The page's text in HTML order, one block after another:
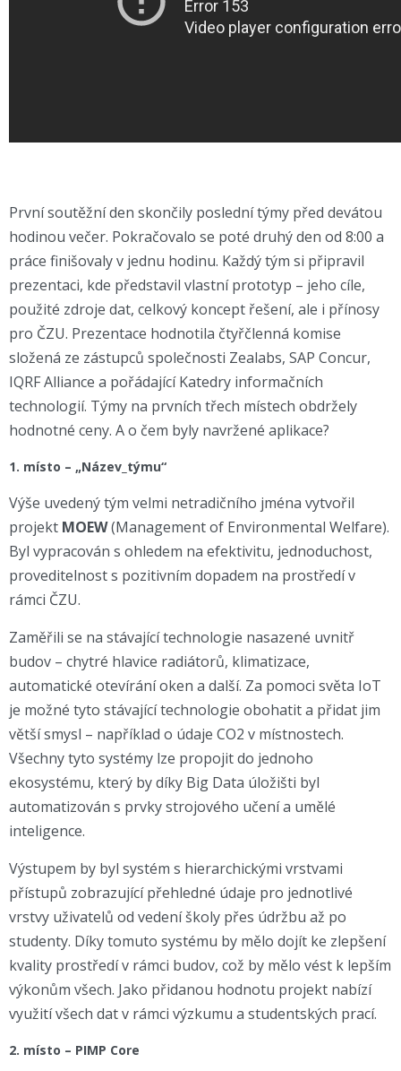
První soutěžní den skončily poslední týmy před devátou
hodinou večer. Pokračovalo se poté druhý den od 8:00 a
práce finišovaly v jednu hodinu. Každý tým si připravil
prezentaci, kde představil vlastní prototyp – jeho cíle,
použité zdroje dat, celkový koncept řešení, ale i přínosy
pro ČZU. Prezentace hodnotila čtyřčlenná komise
složená ze zástupců společnosti Zealabs, SAP Concur,
IQRF Alliance a pořádající Katedry informačních
technologií. Týmy na prvních třech místech obdržely
hodnotné ceny. A o čem byly navržené aplikace?
1. místo – „Název_týmu“
Výše uvedený tým velmi netradičního jména vytvořil
projekt MOEW(Management of Environmental Welfare).
Byl vypracován s ohledem na efektivitu, jednoduchost,
proveditelnost s pozitivním dopadem na prostředí v
rámci ČZU.
Zaměřili se na stávající technologie nasazené uvnitř
budov – chytré hlavice radiátorů, klimatizace,
automatické otevírání oken a další. Za pomoci světa IoT
je možné tyto stávající technologie obohatit a přidat jim
větší smysl – například o údaje CO2 v místnostech.
Všechny tyto systémy lze propojit do jednoho
ekosystému, který by díky Big Data úložišti byl
automatizován s prvky strojového učení a umělé
inteligence.
Výstupem by byl systém s hierarchickými vrstvami
přístupů zobrazující přehledné údaje pro jednotlivé
vrstvy uživatelů od vedení školy přes údržbu až po
studenty. Díky tomuto systému by mělo dojít ke zlepšení
kvality prostředí v rámci budov, což by mělo vést k lepším
výkonům všech. Jako přidanou hodnotu projekt nabízí
využití všech dat v rámci výzkumu a studentských prací.
2. místo – PIMP Core